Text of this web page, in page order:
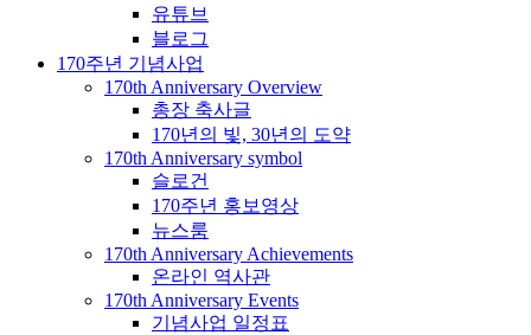
유튜브
블로그
170주년 기념사업
170th Anniversary Overview
총장 축사글
170년의 빛, 30년의 도약
170th Anniversary symbol
슬로건
170주년 홍보영상
뉴스룸
170th Anniversary Achievements
온라인 역사관
170th Anniversary Events
기념사업 일정표